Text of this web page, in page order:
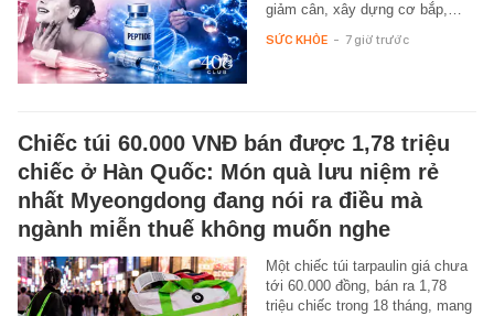
giảm cân, xây dựng cơ bắp,…
SỨC KHỎE - 7 giờ trước
Chiếc túi 60.000 VNĐ bán được 1,78 triệu
chiếc ở Hàn Quốc: Món quà lưu niệm rẻ
nhất Myeongdong đang nói ra điều mà
ngành miễn thuế không muốn nghe
Một chiếc túi tarpaulin giá chưa
tới 60.000 đồng, bán ra 1,78
triệu chiếc trong 18 tháng, mang